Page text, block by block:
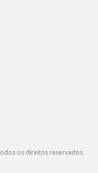
os direitos reservados.